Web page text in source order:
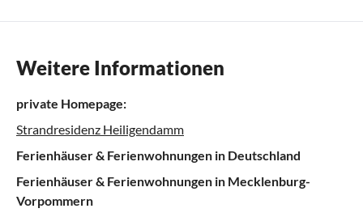
Weitere Informationen
private Homepage:
Strandresidenz Heiligendamm
Ferienhäuser & Ferienwohnungen in Deutschland
Ferienhäuser & Ferienwohnungen in Mecklenburg-
Vorpommern